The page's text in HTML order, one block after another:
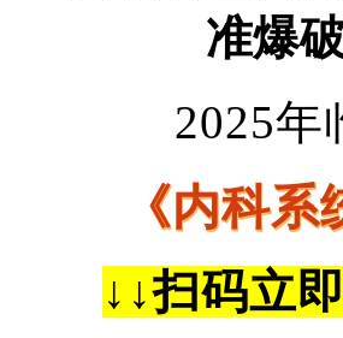
准爆
2025年
《内科
↓↓扫码立